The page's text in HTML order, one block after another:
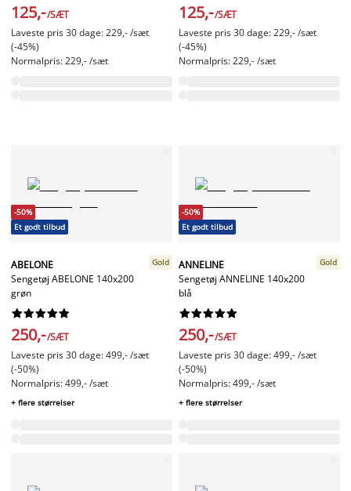
125,-/SÆT
Laveste pris 30 dage: 229,- /sæt
(-45%)
Normalpris: 229,- /sæt
125,-/SÆT
Laveste pris 30 dage: 229,- /sæt
(-45%)
Normalpris: 229,- /sæt
-50%
Et godt tilbud
ABELONE
Sengetøj ABELONE 140x200
grøn
Gold






250,-/SÆT
Laveste pris 30 dage: 499,- /sæt
(-50%)
Normalpris: 499,- /sæt
+ flere størrelser
-50%
Et godt tilbud
ANNELINE
Sengetøj ANNELINE 140x200
blå
Gold






250,-/SÆT
Laveste pris 30 dage: 499,- /sæt
(-50%)
Normalpris: 499,- /sæt
+ flere størrelser